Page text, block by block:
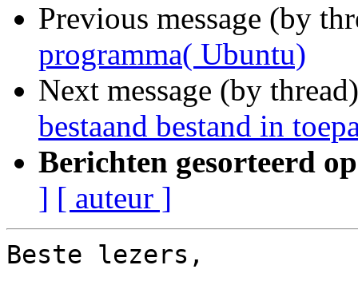
Previous message (by
programma( Ubuntu)
Next message (by
bestaand bestand in
Berichten gesorteerd
] [ auteur ]
Beste lezers,